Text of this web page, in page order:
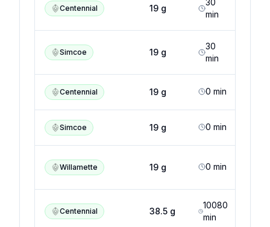
Centennial 19 g
30
min
Simcoe 19 g
30
min
Centennial 19 g 0 min
Simcoe 19 g 0 min
Willamette 19 g 0 min
Centennial 38.5 g
10080
min